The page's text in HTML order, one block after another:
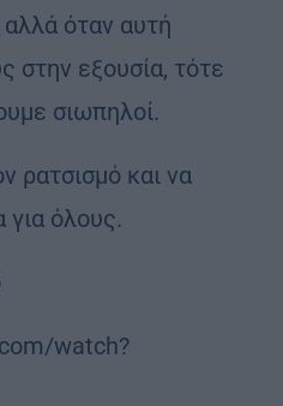
όταν αυτή
στην εξουσία, τότε
σιωπηλοί.
ρατσισμό και να
για όλους.
watch?